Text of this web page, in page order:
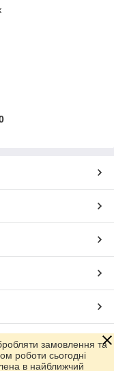
замовлення та
роботи сьогодні
в найближчий